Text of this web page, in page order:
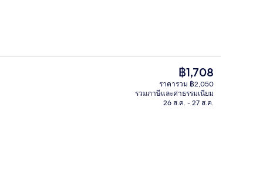
ห้องสแตนดาร์ด, หลายเตียง | โต๊ะทำ
ราคา
ปัจจุบัน
฿1,708
฿1,708
ราคารวม ฿2,050
รวมภาษีและค่าธรรมเนียม
26 ส.ค. - 27 ส.ค.